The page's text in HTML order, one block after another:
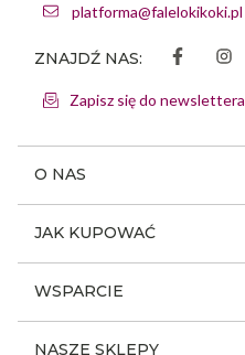
O NAS
Dlaczego FLK
JAK KUPOWAĆ
Polityka prywatności
WSPARCIE
NASZE SKLEPY
platforma@falelokikoki.pl
ZNAJDŹ NAS:
Zapisz się do newslettera